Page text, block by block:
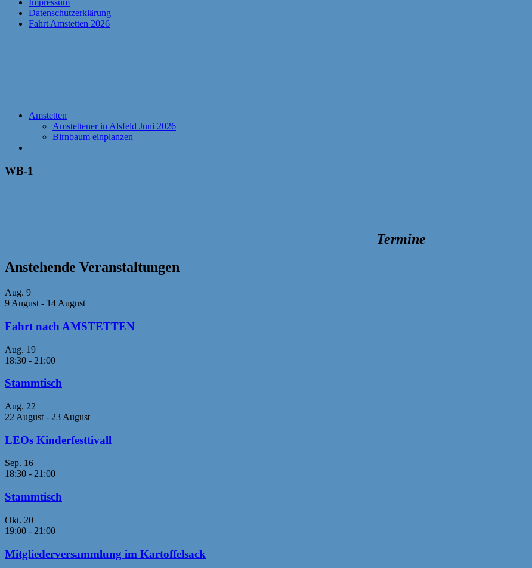
Impressum
Datenschutzerklärung
Fahrt Amstetten 2026
Amstetten
Amstettener in Alsfeld Juni 2026
Birnbaum einplanzen
WB-1
Termine
Anstehende Veranstaltungen
Aug. 9
9 August - 14 August
Fahrt nach AMSTETTEN
Aug. 19
18:30 - 21:00
Stammtisch
Aug. 22
22 August - 23 August
LEOs Kinderfesttivall
Sep. 16
18:30 - 21:00
Stammtisch
Okt. 20
19:00 - 21:00
Mitgliederversammlung im Kartoffelsack